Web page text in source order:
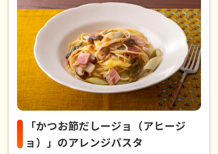
「かつお節だしージョ（アヒージ
ョ）」のアレンジパスタ